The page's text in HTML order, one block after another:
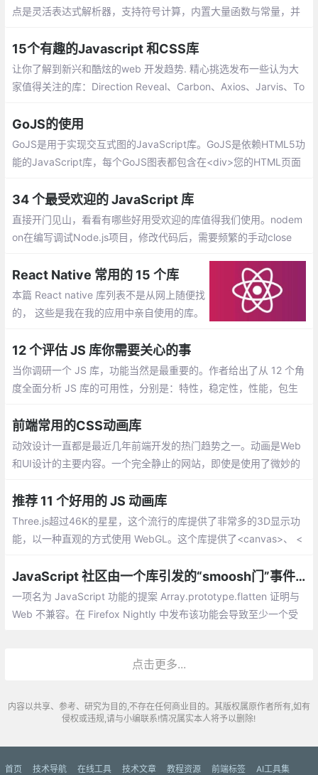
点是灵活表达式解析器，支持符号计算，内置大量函数与常量，并
数，分数，单位和矩阵。
15个有趣的Javascript 和CSS库
让你了解到新兴和酷炫的web 开发趋势. 精心挑选发布一些认为大
家值得关注的库：Direction Reveal、Carbon、Аxios、Jarvis、To
GoJS的使用
GoJS是用于实现交互式图的JavaScript库。GoJS是依赖HTML5功
能的JavaScript库，每个GoJS图表都包含在<div>您的HTML页面
34 个最受欢迎的 JavaScript 库
直接开门见山，看看有哪些好用受欢迎的库值得我们使用。nodem
on在编写调试Node.js项目，修改代码后，需要频繁的手动close
个工具
React Native 常用的 15 个库
本篇 React native 库列表不是从网上随便找
的， 这些是我在我的应用中亲自使用的库。
研究并在我的程序中尝试后，我选择了这些
库。
12 个评估 JS 库你需要关心的事
当你调研一个 JS 库，功能当然是最重要的。作者给出了从 12 个角
度全面分析 JS 库的可用性，分别是：特性，稳定性，性能，包生
势
前端常用的CSS动画库
动效设计一直都是最近几年前端开发的热门趋势之一。动画是Web
和UI设计的主要内容。一个完全静止的网站，即使是使用了微妙的
西一样。
推荐 11 个好用的 JS 动画库
Three.js超过46K的星星，这个流行的库提供了非常多的3D显示功
能，以一种直观的方式使用 WebGL。这个库提供了<canvas>、 <
建丰富的交互体验
JavaScript 社区由一个库引发的“smoosh门”事件到底怎么回事？
一项名为 JavaScript 功能的提案 Array.prototype.flatten 证明与
Web 不兼容。在 Firefox Nightly 中发布该功能会导致至少一个受
点击更多...
内容以共享、参考、研究为目的,不存在任何商业目的。其版权属原作者所有,如有
侵权或违规,请与小编联系!情况属实本人将予以删除!
首页 技术导航 在线工具 技术文章 教程资源 前端标签 AI工具集